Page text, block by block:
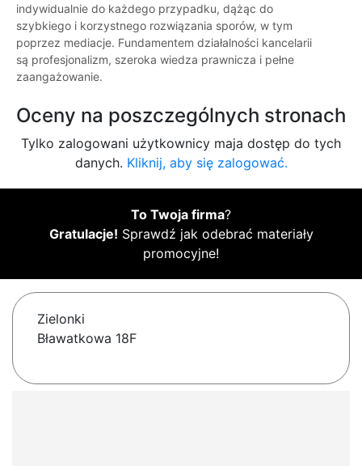
indywidualnie do każdego przypadku, dążąc do
szybkiego i korzystnego rozwiązania sporów, w tym
poprzez mediacje. Fundamentem działalności kancelarii
są profesjonalizm, szeroka wiedza prawnicza i pełne
zaangażowanie.
Oceny na poszczególnych stronach
Tylko zalogowani użytkownicy maja dostęp do tych
danych. Kliknij, aby się zalogować.
To Twoja firma?
Gratulacje! Sprawdź jak odebrać materiały
promocyjne!
Zielonki
Bławatkowa 18F